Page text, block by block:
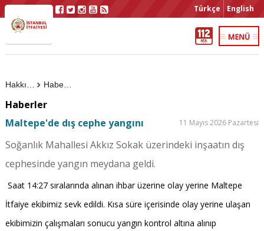
Türkçe English
Haberler
Haberler
Maltepe'de dış cephe yangını
11 Mayıs 2026 Pazartesi
Soğanlık Mahallesi Akkız Sokak üzerindeki inşaatın dış
cephesinde yangın meydana geldi.
Saat 14:27 sıralarında alınan ihbar üzerine olay yerine Maltepe
İtfaiye ekibimiz sevk edildi. Kısa süre içerisinde olay yerine ulaşan
ekibimizin çalışmaları sonucu yangın kontrol altına alınıp